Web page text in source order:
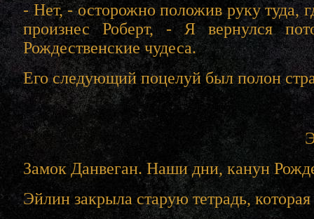
- Нет, - осторожно положив руку туда,
произнес Роберт, - Я вернулся
Рождественские чудеса.
Его следующий поцелуй был полон
Замок Данвеган. Наши дни, канун
Эйлин закрыла старую тетрадь,